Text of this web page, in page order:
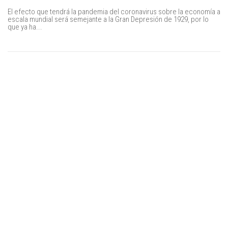
El efecto que tendrá la pandemia del coronavirus sobre la economía a
escala mundial será semejante a la Gran Depresión de 1929, por lo
que ya ha...